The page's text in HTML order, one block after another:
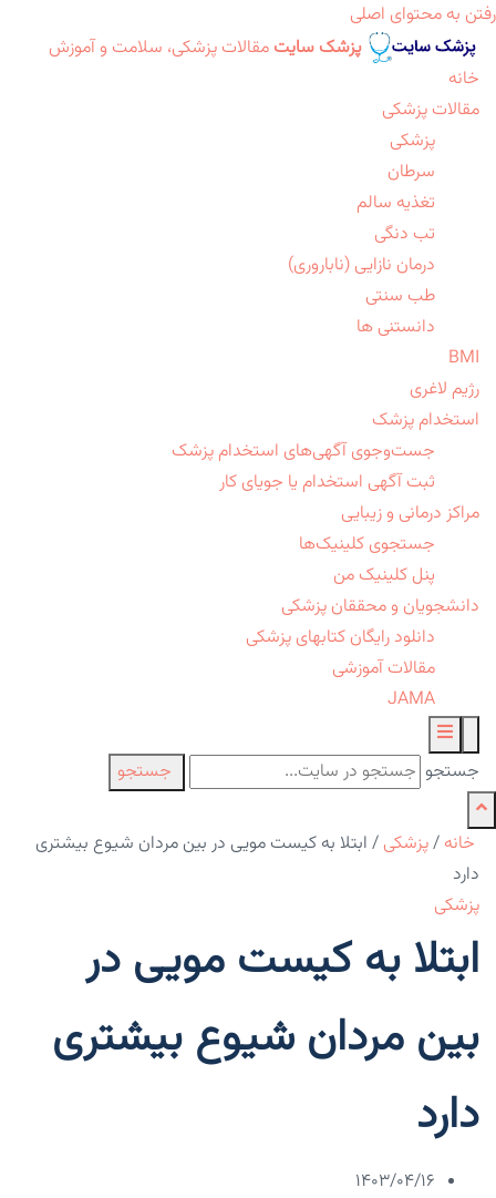
رفتن به محتوای اصلی
پزشک سایت مقالات پزشکی، سلامت و آموزش
خانه
مقالات پزشکی
پزشکی
سرطان
تغذیه سالم
تب دنگی
درمان نازایی (ناباروری)
طب سنتی
دانستنی ها
BMI
رژیم لاغری
استخدام پزشک
جست‌وجوی آگهی‌های استخدام پزشک
ثبت آگهی استخدام یا جویای کار
مراکز درمانی و زیبایی
جستجوی کلینیک‌ها
پنل کلینیک من
دانشجویان و محققان پزشکی
دانلود رایگان کتابهای پزشکی
مقالات آموزشی
JAMA
جستجو جستجو
خانه /پزشکی / ابتلا به کیست مویی در بین مردان شیوع بیشتری
دارد
پزشکی
ابتلا به کیست مویی در
بین مردان شیوع بیشتری
دارد
۱۴۰۳/۰۴/۱۶